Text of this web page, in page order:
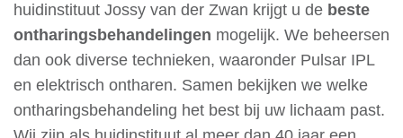
huidinstituut Jossy van der Zwan krijgt u de beste
ontharingsbehandelingen mogelijk. We beheersen
dan ook diverse technieken, waaronder Pulsar IPL
en elektrisch ontharen. Samen bekijken we welke
ontharingsbehandeling het best bij uw lichaam past.